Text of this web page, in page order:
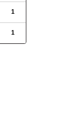
1
1